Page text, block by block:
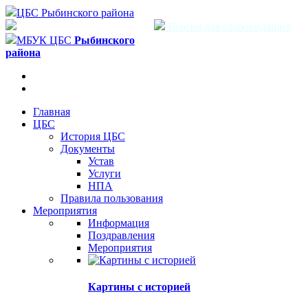
ЦБС Рыбинского района
Версия для слабовидящих
МБУК ЦБС Рыбинского
района
Главная
ЦБС
История ЦБС
Документы
Устав
Услуги
НПА
Правила пользования
Мероприятия
Информация
Поздравления
Мероприятия
Картины с историей